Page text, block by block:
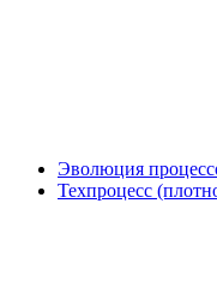
Эволюция
Техпроцесс